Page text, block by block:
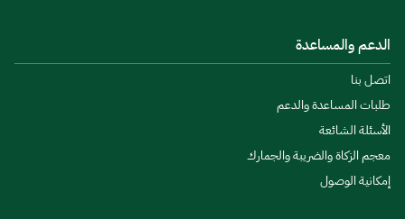
الدعم والمساعدة
اتصل بنا
طلبات المساعدة والدعم
الأسئلة الشائعة
معجم الزكاة والضريبة والجمارك
إمكانية الوصول